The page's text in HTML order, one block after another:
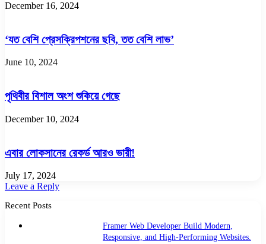
December 16, 2024
‘যত বেশি প্রেসক্রিপশনের ছবি, তত বেশি লাভ’
June 10, 2024
পৃথিবীর বিশাল অংশ শুকিয়ে গেছে
December 10, 2024
এবার লোকসানের রেকর্ড আরও ভারী!
July 17, 2024
Leave a Reply
Recent Posts
Framer Web Developer Build Modern,
Responsive, and High-Performing Websites.